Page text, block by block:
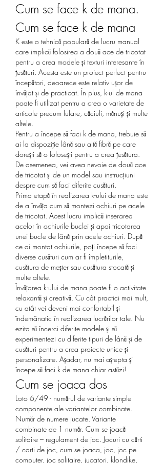
Cum se face k de mana.
Cum se face k de mana
K este o tehnică populară de lucru manual
care implică folosirea a două ace de tricotat
pentru a crea modele și texturi interesante în
țesături. Acesta este un proiect perfect pentru
începători, deoarece este relativ ușor de
învățat și de practicat. În plus, k-ul de mana
poate fi utilizat pentru a crea o varietate de
articole precum fulare, căciuli, mănuși și multe
altele.
Pentru a începe să faci k de mana, trebuie să
ai la dispoziție lână sau altă fibră pe care
dorești să o folosești pentru a crea țesătura.
De asemenea, vei avea nevoie de două ace
de tricotat și de un model sau instrucțiuni
despre cum să faci diferite cusături.
Prima etapă în realizarea k-ului de mana este
de a învăța cum să montezi ochiuri pe acele
de tricotat. Acest lucru implică inserarea
acelor în ochiurile buclei și apoi tricotarea
unei bucle de lână prin acele ochiuri. După
ce ai montat ochiurile, poți începe să faci
diverse cusături cum ar fi împletiturile,
cusătura de meșter sau cusătura stocată și
multe altele.
Învățarea k-ului de mana poate fi o activitate
relaxantă și creativă. Cu cât practici mai mult,
cu atât vei deveni mai confortabil și
îndemânatic în realizarea lucrărilor tale. Nu
ezita să încerci diferite modele și să
experimentezi cu diferite tipuri de lână și de
cusături pentru a crea proiecte unice și
personalizate. Așadar, nu mai aștepta și
începe să faci k de mana chiar astăzi!
Cum se joaca dos
Loto 6/49 - numărul de variante simple
componente ale variantelor combinate.
Număr de numere jucate. Variante
combinate de 1 număr. Cum se joacă
solitaire – regulament de joc. Jocuri cu cărti
/ carti de joc, cum se joaca, joc, joc pe
computer, joc solitaire, jucatori, klondike,